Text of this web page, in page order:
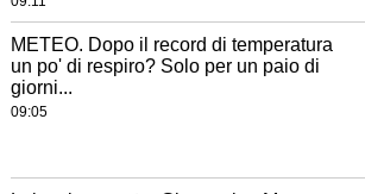
METEO. Dopo il record di temperatura
un po' di respiro? Solo per un paio di
giorni...
09:05